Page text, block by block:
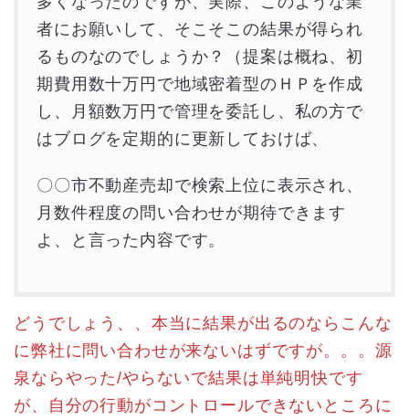
者にお願いして、そこそこの結果が得られ
るものなのでしょうか？（提案は概ね、初
期費用数十万円で地域密着型のＨＰを作成
し、月額数万円で管理を委託し、私の方で
はブログを定期的に更新しておけば、
〇〇市不動産売却で検索上位に表示され、
月数件程度の問い合わせが期待できます
よ、と言った内容です。
どうでしょう、、本当に結果が出るのならこんな
に弊社に問い合わせが来ないはずですが。。。源
泉ならやった/やらないで結果は単純明快です
が、自分の行動がコントロールできないところに